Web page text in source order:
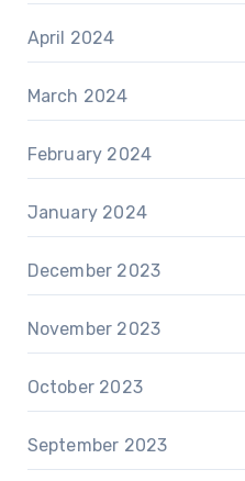
April 2024
March 2024
February 2024
January 2024
December 2023
November 2023
October 2023
September 2023